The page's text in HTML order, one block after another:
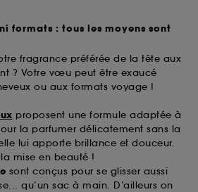
formats : tous les moyens sont
fragrance préférée de la tête aux
? Votre vœu peut être exaucé
ou aux formats voyage !
proposent une formule adaptée à
la parfumer délicatement sans la
lui apporte brillance et douceur.
mise en beauté !
sont conçus pour se glisser aussi
qu’un sac à main. D’ailleurs on